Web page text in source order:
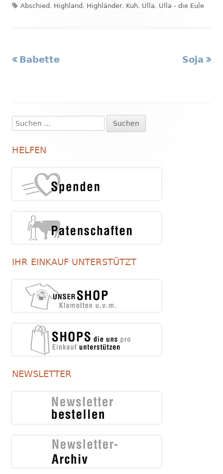
am
Schlagwörter
Abschied , Highland , Highländer, Kuh, Ulla, Ulla - die Eule
Beitragsnavigation
Vorheriger
Babette Soja
Haupt-
Seitenleiste
Suchen
nach:
HELFEN
IHR EINKAUF UNTERSTÜTZT
NEWSLETTER